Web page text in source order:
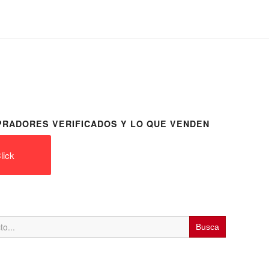
VERIFICADOS Y LO QUE VENDEN